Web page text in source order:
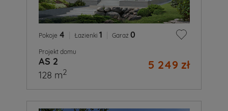
Pokoje 4 Łazienki 1 Garaż 0
Projekt domu
AS 2 5 249 zł
128 m2